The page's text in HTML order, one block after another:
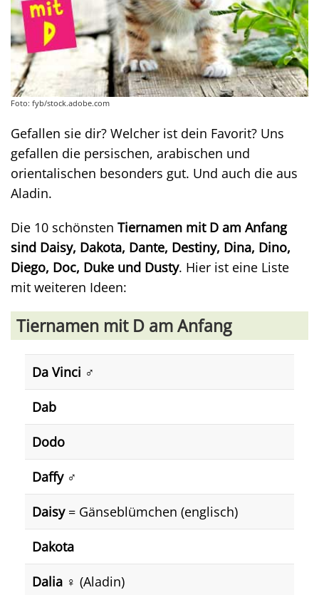
Foto: fyb/stock.adobe.com
Gefallen sie dir? Welcher ist dein Favorit? Uns
gefallen die persischen, arabischen und
orientalischen besonders gut. Und auch die aus
Aladin.
Die 10 schönsten Tiernamen mit D am Anfang
sind Daisy, Dakota, Dante, Destiny, Dina, Dino,
Diego, Doc, Duke und Dusty. Hier ist eine Liste
mit weiteren Ideen:
Tiernamen mit D am Anfang
Da Vinci ♂️
Dab
Dodo
Daffy♂️
Daisy= Gänseblümchen (englisch)
Dakota
Dalia ♀️ (Aladin)